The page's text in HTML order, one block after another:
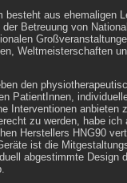
besteht aus ehemaligen
Betreuung von
Weltmeisterschaften
den
PatientInnen,
Interventionen anbieten
zu werden, habe ich
Herstellers HNG90
ist die
abgestimmte Design